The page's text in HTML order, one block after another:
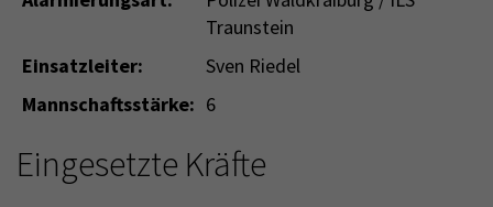
Traunstein
Einsatzleiter:
Sven Riedel
Mannschaftsstärke: 6
Eingesetzte Kräfte